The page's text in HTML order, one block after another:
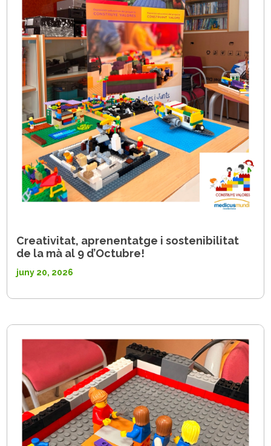
Creativitat, aprenentatge i sostenibilitat
de la mà al 9 d’Octubre!
juny 20, 2026